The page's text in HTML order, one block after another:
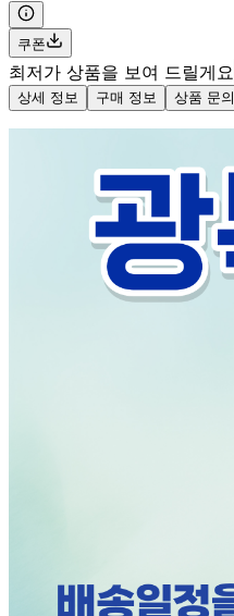
쿠폰
최저가 상품을 보여 드릴게요
상세 정보 구매 정보 상품 문의